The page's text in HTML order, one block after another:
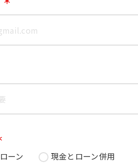
ローン 現金とローン併用